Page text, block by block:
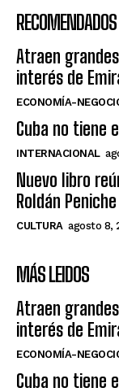
Atraen
interés de
ECONOMÍA-
Cuba no tiene
INTERNACIONAL
Nuevo libro
Roldán
CULTURA agosto 8,
MÁS LEIDOS
Atraen
interés de
ECONOMÍA-
Cuba no tiene